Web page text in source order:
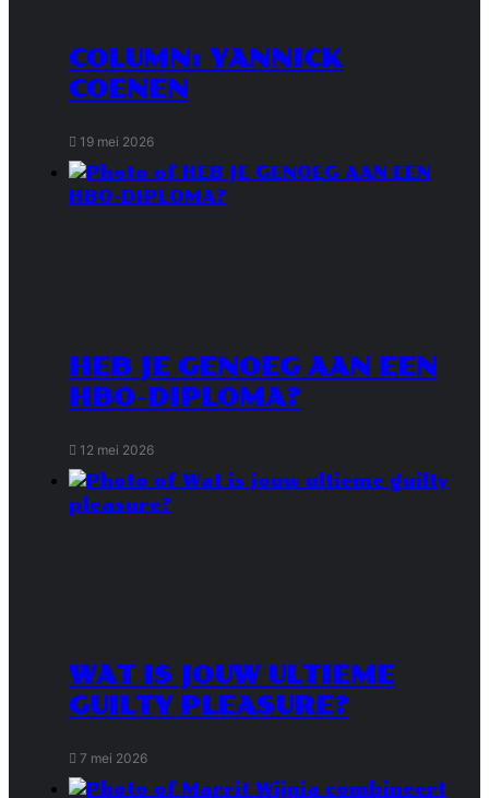
COLUMN: YANNICK
COENEN
19 mei 2026
HEB JE GENOEG AAN EEN
HBO-DIPLOMA?
12 mei 2026
WAT IS JOUW ULTIEME
GUILTY PLEASURE?
7 mei 2026